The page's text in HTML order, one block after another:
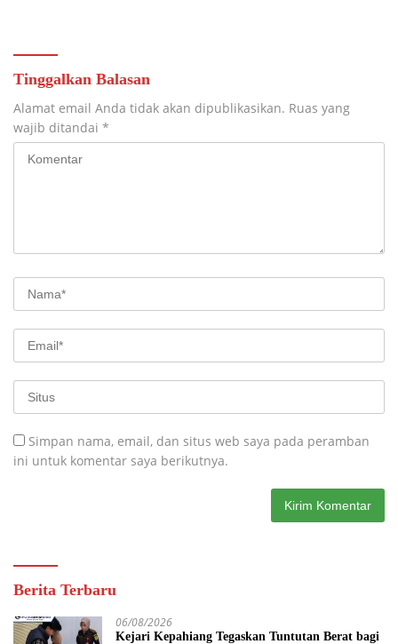
Tinggalkan Balasan
Alamat email Anda tidak akan dipublikasikan. Ruas yang
wajib ditandai *
Simpan nama, email, dan situs web saya pada peramban
ini untuk komentar saya berikutnya.
Berita Terbaru
06/08/2026
Kejari Kepahiang Tegaskan Tuntutan Berat bagi